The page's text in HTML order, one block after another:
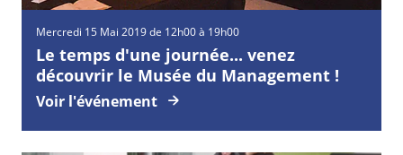
Mercredi 15 Mai 2019 de 12h00 à 19h00
Le temps d'une journée... venez
découvrir le Musée du Management !
Voir l'événement